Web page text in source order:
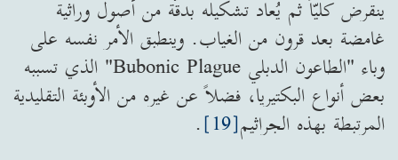
ينقرض كليّاً ثم يُعاد تشكيله بدقّة من أصول وراثية
غامضة بعد قرون من الغياب. وينطبق الأمر نفسه على
وباء "الطاعون الدبلي Bubonic Plague" الذي تسببه
بعض أنواع البكتيريا، فضلاً عن غيره من الأوبئة التقليدية
المرتبطة بهذه الجراثيم[19]
.